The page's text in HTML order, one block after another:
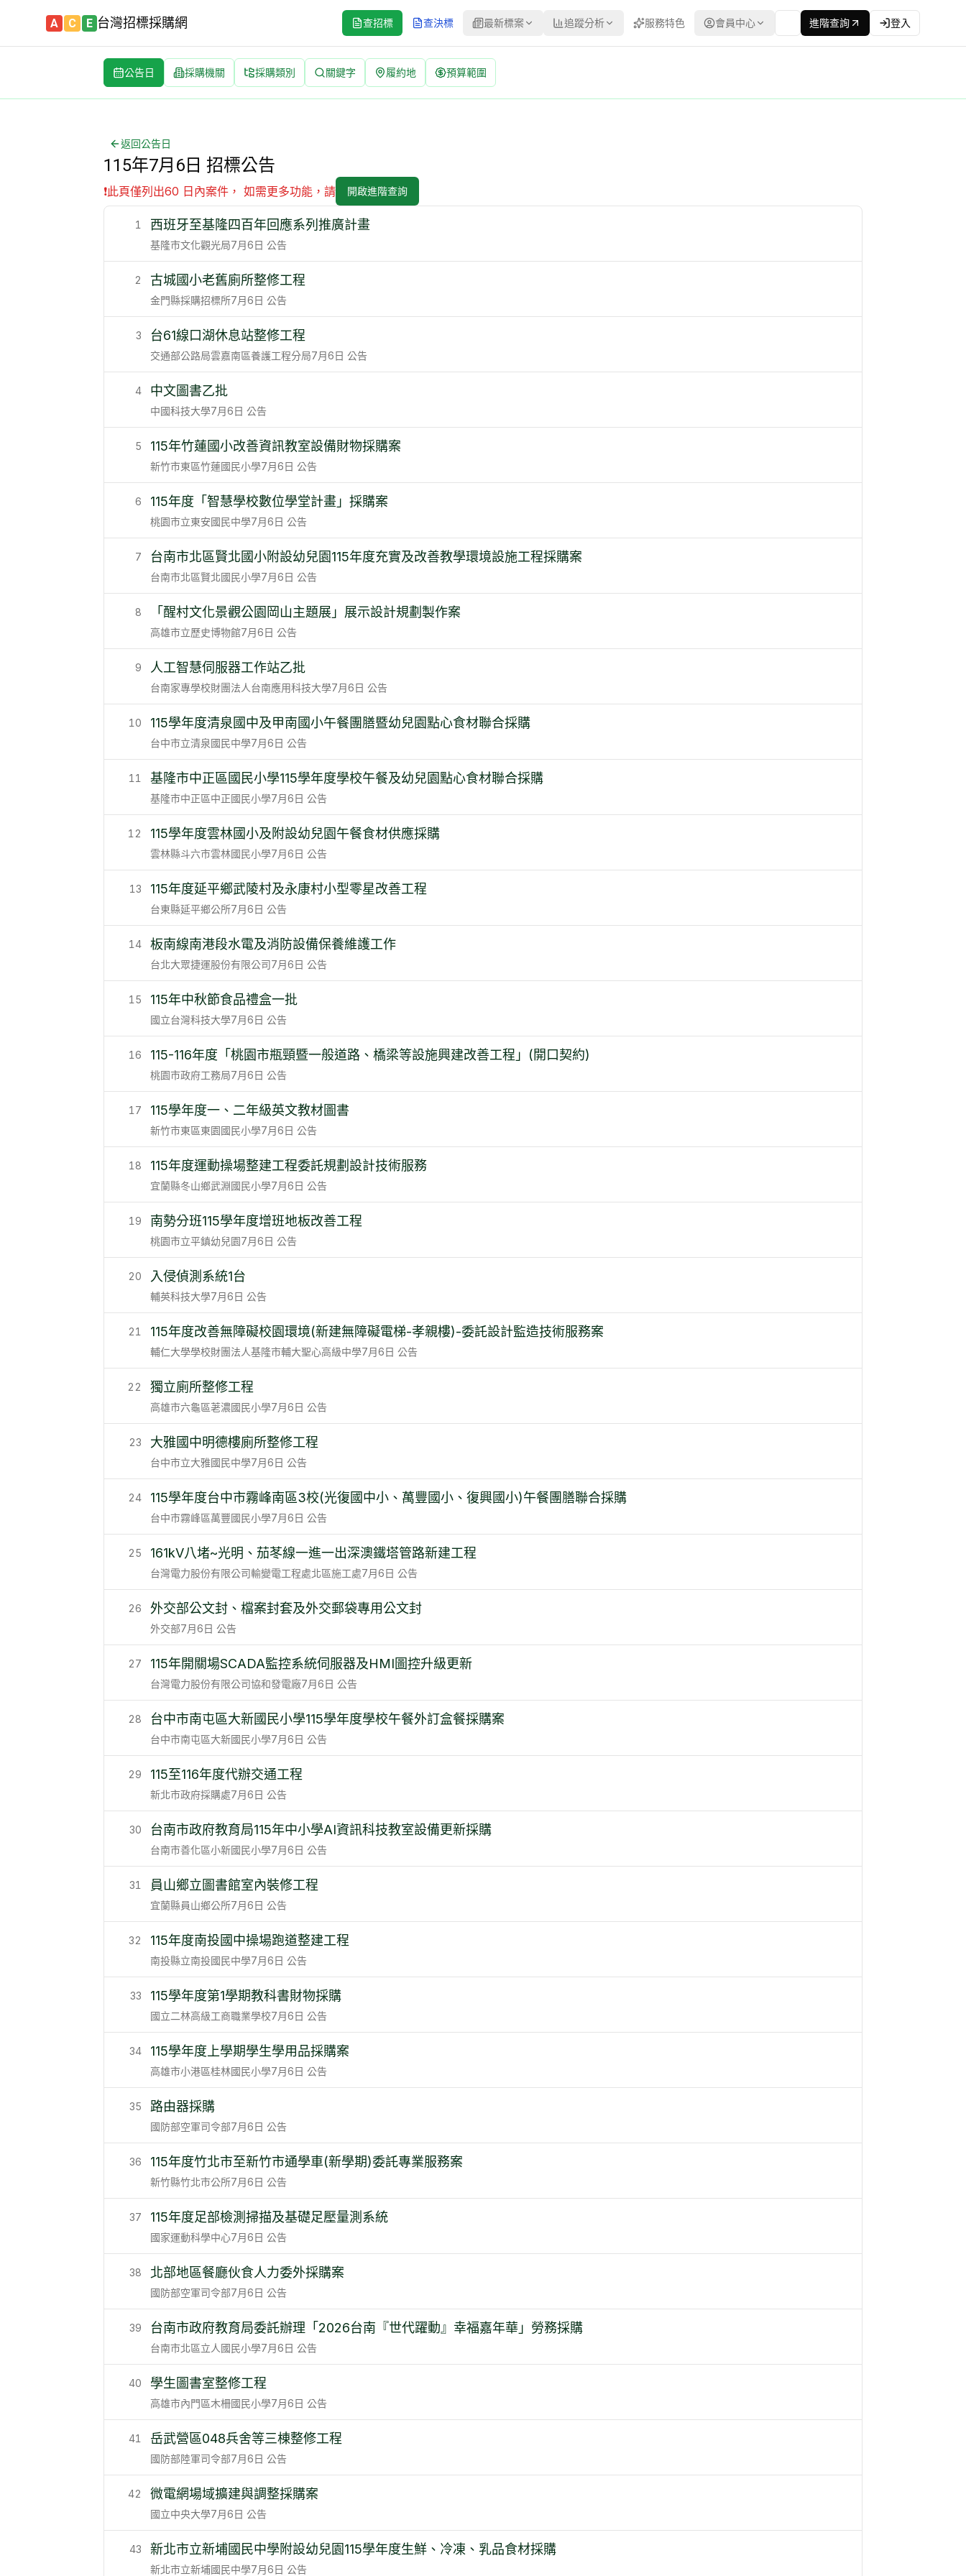
A C E 台灣招標採購網 查招標 查決標 最新標案 追蹤分析 服務特色 會員中心 進階查詢 登入
公告日 採購機關 採購類別 關鍵字 履約地 預算範圍
返回公告日
115年7月6日 招標公告
❗此頁僅列出60 日內案件， 如需更多功能，請 開啟進階查詢
1 西班牙至基隆四百年回應系列推廣計畫
基隆市文化觀光局7月6日 公告
2 古城國小老舊廁所整修工程
金門縣採購招標所7月6日 公告
3 台61線口湖休息站整修工程
交通部公路局雲嘉南區養護工程分局7月6日 公告
4 中文圖書乙批
中國科技大學7月6日 公告
5 115年竹蓮國小改善資訊教室設備財物採購案
新竹市東區竹蓮國民小學7月6日 公告
6 115年度「智慧學校數位學堂計畫」採購案
桃園市立東安國民中學7月6日 公告
7 台南市北區賢北國小附設幼兒園115年度充實及改善教學環境設施工程採購案
台南市北區賢北國民小學7月6日 公告
8 「醒村文化景觀公園岡山主題展」展示設計規劃製作案
高雄市立歷史博物館7月6日 公告
9 人工智慧伺服器工作站乙批
台南家專學校財團法人台南應用科技大學7月6日 公告
10 115學年度清泉國中及甲南國小午餐團膳暨幼兒園點心食材聯合採購
台中市立清泉國民中學7月6日 公告
11 基隆市中正區國民小學115學年度學校午餐及幼兒園點心食材聯合採購
基隆市中正區中正國民小學7月6日 公告
12 115學年度雲林國小及附設幼兒園午餐食材供應採購
雲林縣斗六市雲林國民小學7月6日 公告
13 115年度延平鄉武陵村及永康村小型零星改善工程
台東縣延平鄉公所7月6日 公告
14 板南線南港段水電及消防設備保養維護工作
台北大眾捷運股份有限公司7月6日 公告
15 115年中秋節食品禮盒一批
國立台灣科技大學7月6日 公告
16 115-116年度「桃園市瓶頸暨一般道路、橋梁等設施興建改善工程」(開口契約)
桃園市政府工務局7月6日 公告
17 115學年度一、二年級英文教材圖書
新竹市東區東園國民小學7月6日 公告
18 115年度運動操場整建工程委託規劃設計技術服務
宜蘭縣冬山鄉武淵國民小學7月6日 公告
19 南勢分班115學年度增班地板改善工程
桃園市立平鎮幼兒園7月6日 公告
20 入侵偵測系統1台
輔英科技大學7月6日 公告
21 115年度改善無障礙校園環境(新建無障礙電梯-孝親樓)-委託設計監造技術服務案
輔仁大學學校財團法人基隆市輔大聖心高級中學7月6日 公告
22 獨立廁所整修工程
高雄市六龜區荖濃國民小學7月6日 公告
23 大雅國中明德樓廁所整修工程
台中市立大雅國民中學7月6日 公告
24 115學年度台中市霧峰南區3校(光復國中小、萬豐國小、復興國小)午餐團膳聯合採購
台中市霧峰區萬豐國民小學7月6日 公告
25 161kV八堵~光明、茄苳線一進一出深澳鐵塔管路新建工程
台灣電力股份有限公司輸變電工程處北區施工處7月6日 公告
26 外交部公文封、檔案封套及外交郵袋專用公文封
外交部7月6日 公告
27 115年開關場SCADA監控系統伺服器及HMI圖控升級更新
台灣電力股份有限公司協和發電廠7月6日 公告
28 台中市南屯區大新國民小學115學年度學校午餐外訂盒餐採購案
台中市南屯區大新國民小學7月6日 公告
29 115至116年度代辦交通工程
新北市政府採購處7月6日 公告
30 台南市政府教育局115年中小學AI資訊科技教室設備更新採購
台南市善化區小新國民小學7月6日 公告
31 員山鄉立圖書館室內裝修工程
宜蘭縣員山鄉公所7月6日 公告
32 115年度南投國中操場跑道整建工程
南投縣立南投國民中學7月6日 公告
33 115學年度第1學期教科書財物採購
國立二林高級工商職業學校7月6日 公告
34 115學年度上學期學生學用品採購案
高雄市小港區桂林國民小學7月6日 公告
35 路由器採購
國防部空軍司令部7月6日 公告
36 115年度竹北市至新竹市通學車(新學期)委託專業服務案
新竹縣竹北市公所7月6日 公告
37 115年度足部檢測掃描及基礎足壓量測系統
國家運動科學中心7月6日 公告
38 北部地區餐廳伙食人力委外採購案
國防部空軍司令部7月6日 公告
39 台南市政府教育局委託辦理「2026台南『世代躍動』幸福嘉年華」勞務採購
台南市北區立人國民小學7月6日 公告
40 學生圖書室整修工程
高雄市內門區木柵國民小學7月6日 公告
41 岳武營區048兵舍等三棟整修工程
國防部陸軍司令部7月6日 公告
42 微電網場域擴建與調整採購案
國立中央大學7月6日 公告
43 新北市立新埔國民中學附設幼兒園115學年度生鮮、冷凍、乳品食材採購
新北市立新埔國民中學7月6日 公告